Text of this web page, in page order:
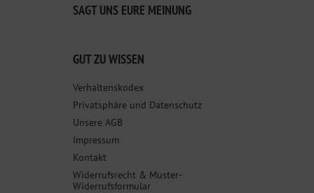
SAGT UNS EURE MEINUNG
GUT ZU WISSEN
Verhaltenskodex
Privatsphäre und Datenschutz
Unsere AGB
Impressum
Kontakt
Widerrufsrecht & Muster-
Widerrufsformular